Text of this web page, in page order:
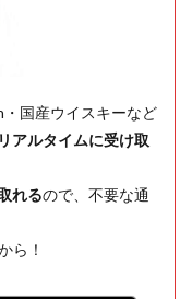
国産ウイスキーなど
アルタイムに受け取
れるので、不要な通
ら！